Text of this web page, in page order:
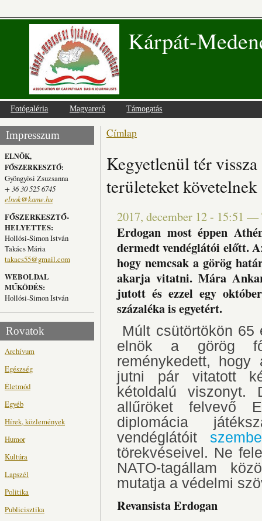
Kárpát-
Fotógaléria Magyarerő Támogatás
Impresszum
ELNÖK,
FŐSZERKESZTŐ:
Gyöngyösi Zsuzsanna
+ 36 30 525 6745
elnok@kame.hu
FŐSZERKESZTŐ-
HELYETTES:
Hollósi-Simon István
Takács Mária
takacs55@gmail.com
WEBOLDAL
MŰKÖDÉS:
Hollósi-Simon István
Rovatok
Archívum
Egészség
Életmód
Egyéb
Hírek, közlemények
Humor
Kultúra
Lapszél
Politika
Publicisztika
Jelenlegi hely
Címlap
Kegyetlenül tér
területeket követelnek
2017, december 12 - 15:51 —
Erdogan most éppen
dermedt vendéglátói előtt.
hogy nemcsak a görög
akarja vitatni. Mára
jutott és ezzel egy
százaléka is egyetért.
Múlt csütörtökön 65
elnök a görög
reménykedett,
jutni pár vitatott
kétoldalú viszonyt.
allűröket felvevő
diplomácia
vendéglátóit
törekvéseivel. Ne
NATO-tagállam
mutatja a védelmi
Revansista Erdogan